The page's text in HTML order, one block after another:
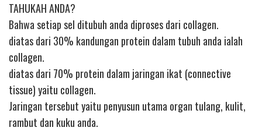
TAHUKAH ANDA?
Bahwa setiap sel ditubuh anda diproses dari collagen.
diatas dari 30% kandungan protein dalam tubuh anda ialah
collagen.
diatas dari 70% protein dalam jaringan ikat (connective
tissue) yaitu collagen.
Jaringan tersebut yaitu penyusun utama organ tulang, kulit,
rambut dan kuku anda.